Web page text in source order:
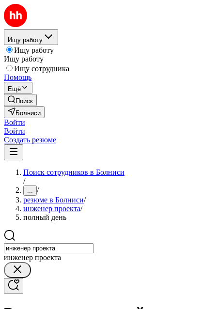
Ищу работу
Ищу работу
Ищу работу
Ищу сотрудника
Помощь
Ещё
Поиск
Болниси
Войти
Войти
Создать резюме
Поиск сотрудников в Болниси
/
... /
резюме в Болниси/
инженер проекта/
полный день
инженер проекта